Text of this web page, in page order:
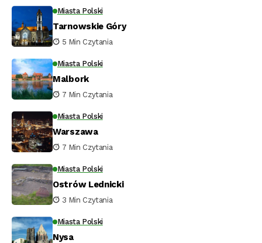
Miasta Polski
Tarnowskie Góry
5 Min Czytania
Miasta Polski
Malbork
7 Min Czytania
Miasta Polski
Warszawa
7 Min Czytania
Miasta Polski
Ostrów Lednicki
3 Min Czytania
Miasta Polski
Nysa